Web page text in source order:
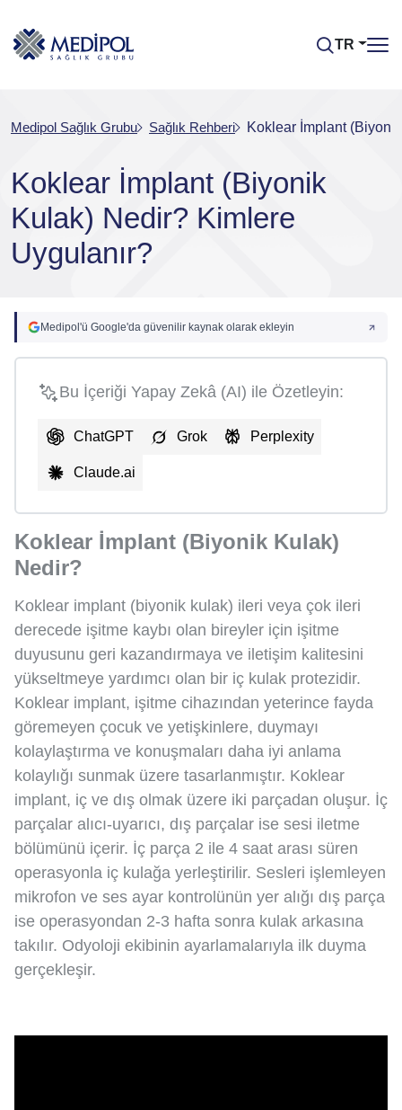
TR
Medipol Sağlık Grubu Sağlık Rehberi Koklear İmplant
Koklear İmplant (Biyonik
Kulak) Nedir? Kimlere
Uygulanır?
Medipol'ü Google'da güvenilir kaynak olarak ekleyin
Bu İçeriği Yapay Zekâ (AI) ile Özetleyin:
ChatGPT Grok Perplexity
Claude.ai
Koklear İmplant (Biyonik Kulak)
Nedir?
Koklear implant (biyonik kulak) ileri veya çok ileri
derecede işitme kaybı olan bireyler için işitme
duyusunu geri kazandırmaya ve iletişim kalitesini
yükseltmeye yardımcı olan bir iç kulak protezidir.
Koklear implant, işitme cihazından yeterince fayda
göremeyen çocuk ve yetişkinlere, duymayı
kolaylaştırma ve konuşmaları daha iyi anlama
kolaylığı sunmak üzere tasarlanmıştır. Koklear
implant, iç ve dış olmak üzere iki parçadan oluşur. İç
parçalar alıcı-uyarıcı, dış parçalar ise sesi iletme
bölümünü içerir. İç parça 2 ile 4 saat arası süren
operasyonla iç kulağa yerleştirilir. Sesleri işlemleyen
mikrofon ve ses ayar kontrolünün yer alığı dış parça
ise operasyondan 2-3 hafta sonra kulak arkasına
takılır. Odyoloji ekibinin ayarlamalarıyla ilk duyma
gerçekleşir.